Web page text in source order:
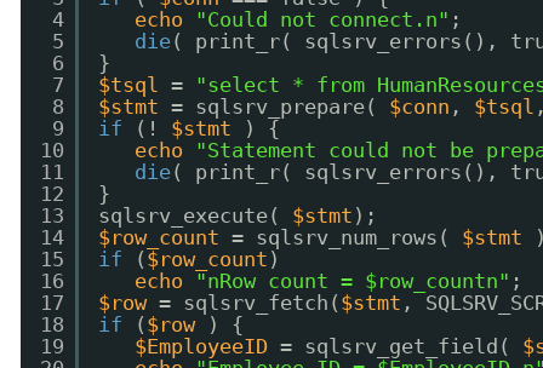
4
5
6
7
8
9
10
11
12
13
14
15
16
17
18
19
echo
"Could not connect.n" ;
die( print_r( sqlsrv_errors(),
}
$tsql
= "select * from
$stmt = sqlsrv_prepare( $conn , $tsql
if
(! $stmt
) {
echo
"Statement could not be
die( print_r( sqlsrv_errors(),
}
sqlsrv_execute( $stmt );
$row_count = sqlsrv_num_rows( $stmt
if
( $row_count )
echo
"nRow count = $row_countn"
$row = sqlsrv_fetch( $stmt ,
if
( $row
) {
$EmployeeID = sqlsrv_get_field(